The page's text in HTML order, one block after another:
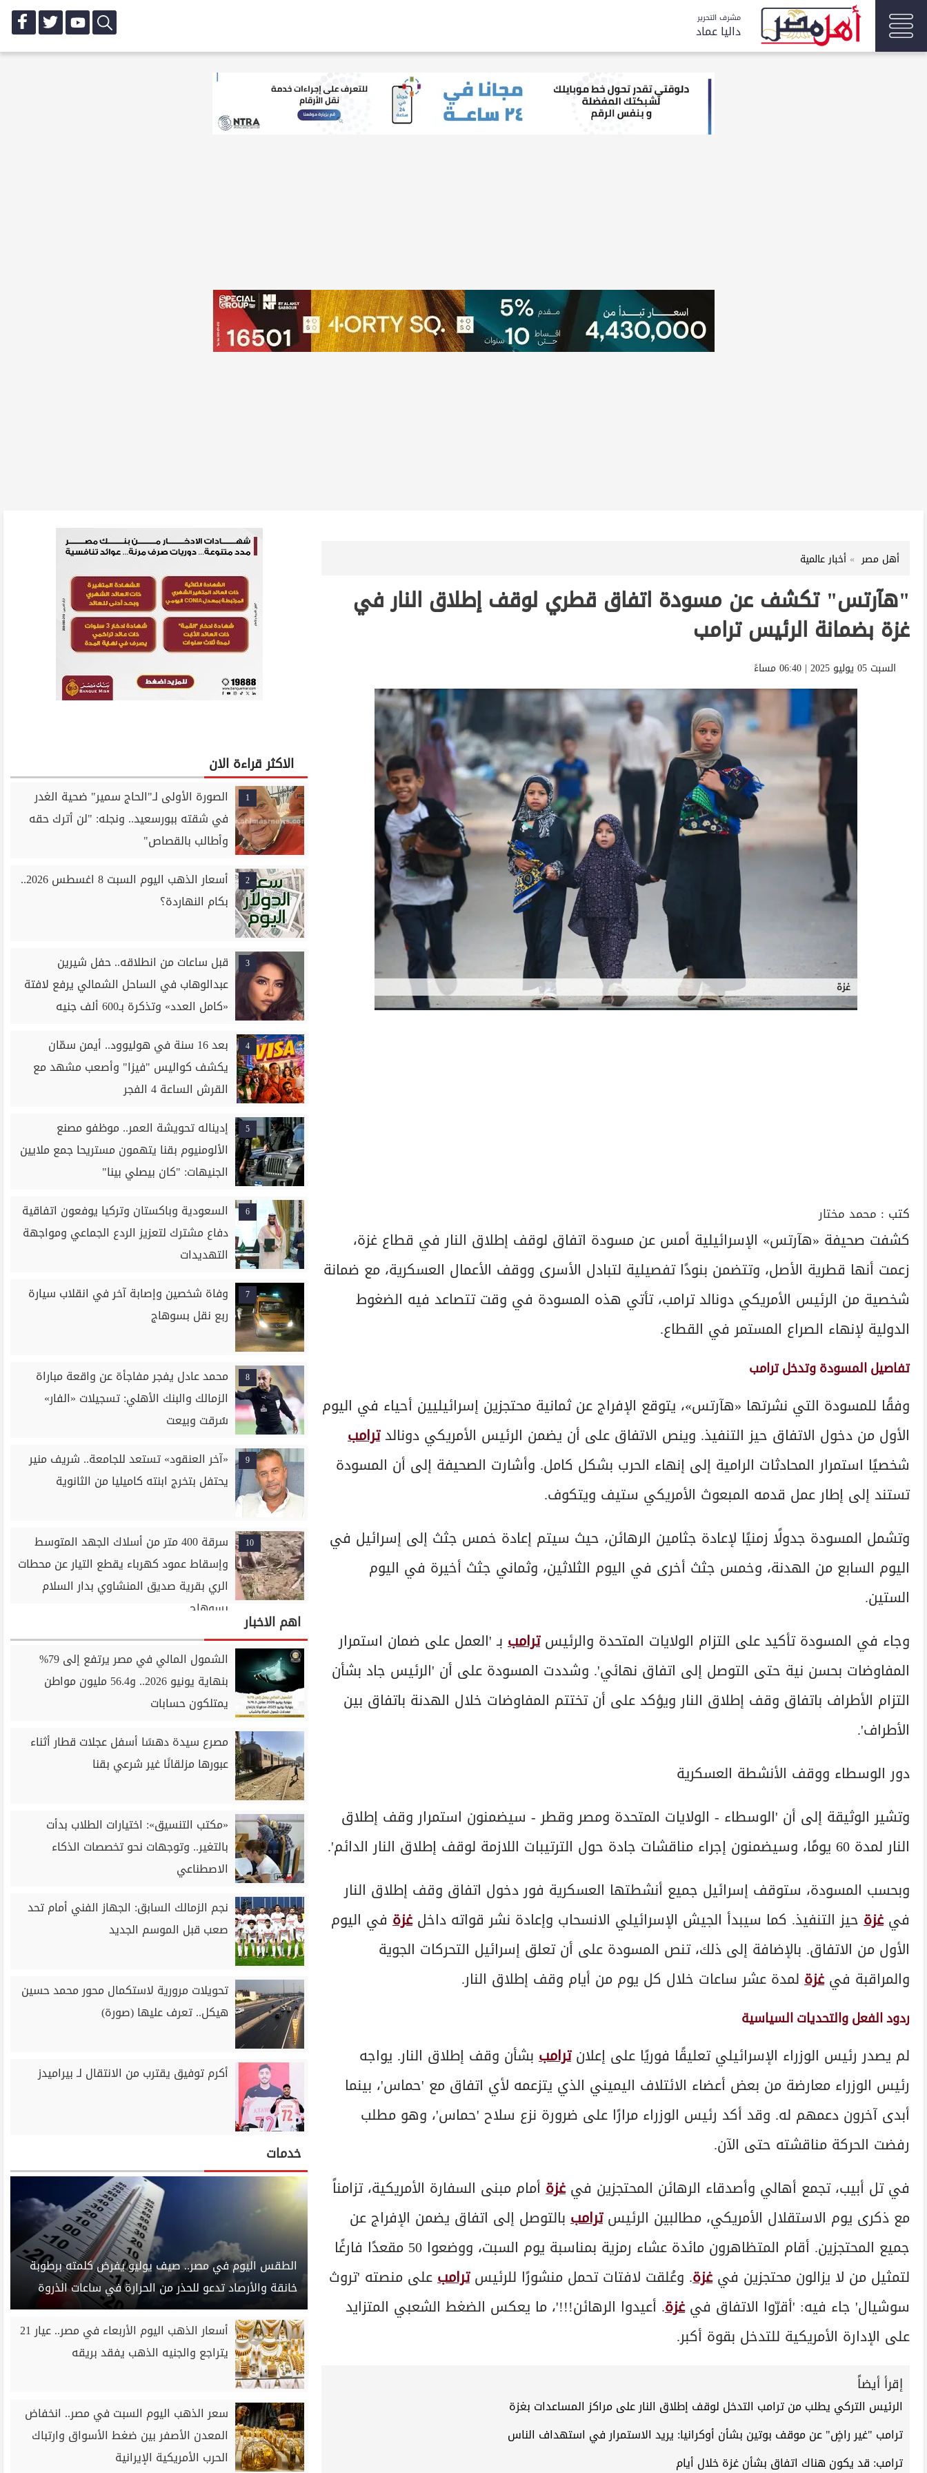
مشرف التحرير
داليا عماد
أهل مصر أخبار عالمية
"هآرتس" تكشف عن مسودة اتفاق قطري لوقف إطلاق النار في
غزة بضمانة الرئيس ترامب
السبت 05 يوليو 2025 | 06:40 مساءً
غزة
كتب : محمد مختار
كشفت صحيفة «هآرتس» الإسرائيلية أمس عن مسودة اتفاق لوقف إطلاق النار في قطاع غزة،
زعمت أنها قطرية الأصل، وتتضمن بنودًا تفصيلية لتبادل الأسرى ووقف الأعمال العسكرية، مع ضمانة
شخصية من الرئيس الأمريكي دونالد ترامب، تأتي هذه المسودة في وقت تتصاعد فيه الضغوط
الدولية لإنهاء الصراع المستمر في القطاع.
تفاصيل المسودة وتدخل ترامب
وفقًا للمسودة التي نشرتها «هآرتس»، يتوقع الإفراج عن ثمانية محتجزين إسرائيليين أحياء في اليوم
الأول من دخول الاتفاق حيز التنفيذ. وينص الاتفاق على أن يضمن الرئيس الأمريكي دونالدترامب
شخصيًا استمرار المحادثات الرامية إلى إنهاء الحرب بشكل كامل. وأشارت الصحيفة إلى أن المسودة
تستند إلى إطار عمل قدمه المبعوث الأمريكي ستيف ويتكوف.
وتشمل المسودة جدولًا زمنيًا لإعادة جثامين الرهائن، حيث سيتم إعادة خمس جثث إلى إسرائيل في
اليوم السابع من الهدنة، وخمس جثث أخرى في اليوم الثلاثين، وثماني جثث أخيرة في اليوم
الستين.
وجاء في المسودة تأكيد على التزام الولايات المتحدة والرئيسترامب بـ 'العمل على ضمان استمرار
المفاوضات بحسن نية حتى التوصل إلى اتفاق نهائي'. وشددت المسودة على أن 'الرئيس جاد بشأن
التزام الأطراف باتفاق وقف إطلاق النار ويؤكد على أن تختتم المفاوضات خلال الهدنة باتفاق بين
الأطراف'.
دور الوسطاء ووقف الأنشطة العسكرية
وتشير الوثيقة إلى أن 'الوسطاء - الولايات المتحدة ومصر وقطر - سيضمنون استمرار وقف إطلاق
النار لمدة 60 يومًا، وسيضمنون إجراء مناقشات جادة حول الترتيبات اللازمة لوقف إطلاق النار الدائم'.
وبحسب المسودة، ستوقف إسرائيل جميع أنشطتها العسكرية فور دخول اتفاق وقف إطلاق النار
فيغزة حيز التنفيذ. كما سيبدأ الجيش الإسرائيلي الانسحاب وإعادة نشر قواته داخلغزة في اليوم
الأول من الاتفاق. بالإضافة إلى ذلك، تنص المسودة على أن تعلق إسرائيل التحركات الجوية
والمراقبة فيغزة لمدة عشر ساعات خلال كل يوم من أيام وقف إطلاق النار.
ردود الفعل والتحديات السياسية
لم يصدر رئيس الوزراء الإسرائيلي تعليقًا فوريًا على إعلانترامب بشأن وقف إطلاق النار. يواجه
رئيس الوزراء معارضة من بعض أعضاء الائتلاف اليميني الذي يتزعمه لأي اتفاق مع 'حماس'، بينما
أبدى آخرون دعمهم له. وقد أكد رئيس الوزراء مرارًا على ضرورة نزع سلاح 'حماس'، وهو مطلب
رفضت الحركة مناقشته حتى الآن.
في تل أبيب، تجمع أهالي وأصدقاء الرهائن المحتجزين فيغزة أمام مبنى السفارة الأمريكية، تزامناً
مع ذكرى يوم الاستقلال الأمريكي، مطالبين الرئيسترامب بالتوصل إلى اتفاق يضمن الإفراج عن
جميع المحتجزين. أقام المتظاهرون مائدة عشاء رمزية بمناسبة يوم السبت، ووضعوا 50 مقعدًا فارغًا
لتمثيل من لا يزالون محتجزين فيغزة. وعُلقت لافتات تحمل منشورًا للرئيسترامبعلى منصته 'تروث
سوشيال' جاء فيه: 'أقرّوا الاتفاق فيغزة. أعيدوا الرهائن!!!'، ما يعكس الضغط الشعبي المتزايد
على الإدارة الأمريكية للتدخل بقوة أكبر.
إقرأ أيضاً
الرئيس التركي يطلب من ترامب التدخل لوقف إطلاق النار على مراكز المساعدات بغزة
ترامب "غير راضٍ" عن موقف بوتين بشأن أوكرانيا: يريد الاستمرار في استهداف الناس
ترامب: قد يكون هناك اتفاق بشأن غزة خلال أيام
الاكثر قراءة الان
1
الصورة الأولى لـ"الحاج سمير" ضحية الغدر
في شقته ببورسعيد.. ونجله: "لن أترك حقه
وأطالب بالقصاص"
2
أسعار الذهب اليوم السبت 8 اغسطس 2026..
بكام النهاردة؟
3
قبل ساعات من انطلاقه.. حفل شيرين
عبدالوهاب في الساحل الشمالي يرفع لافتة
«كامل العدد» وتذكرة بـ600 ألف جنيه
4
بعد 16 سنة في هوليوود.. أيمن سمّان
يكشف كواليس "فيزا" وأصعب مشهد مع
القرش الساعة 4 الفجر
5
إديناله تحويشة العمر.. موظفو مصنع
الألومنيوم بقنا يتهمون مستريحا جمع ملايين
الجنيهات: "كان بيصلي بينا"
6
السعودية وباكستان وتركيا يوفعون اتفاقية
دفاع مشترك لتعزيز الردع الجماعي ومواجهة
التهديدات
7
وفاة شخصين وإصابة آخر في انقلاب سيارة
ربع نقل بسوهاج
8
محمد عادل يفجر مفاجأة عن واقعة مباراة
الزمالك والبنك الأهلي: تسجيلات «الفار»
سُرقت وبيعت
9
«آخر العنقود» تستعد للجامعة.. شريف منير
يحتفل بتخرج ابنته كاميليا من الثانوية
10
سرقة 400 متر من أسلاك الجهد المتوسط
وإسقاط عمود كهرباء يقطع التيار عن محطات
الري بقرية صديق المنشاوي بدار السلام
بسوهاج
اهم الاخبار
الشمول المالي في مصر يرتفع إلى 79%
بنهاية يونيو 2026.. و56.4 مليون مواطن
يمتلكون حسابات
مصرع سيدة دهسًا أسفل عجلات قطار أثناء
عبورها مزلقانًا غير شرعي بقنا
«مكتب التنسيق»: اختيارات الطلاب بدأت
بالتغير.. وتوجهات نحو تخصصات الذكاء
الاصطناعي
نجم الزمالك السابق: الجهاز الفني أمام تحد
صعب قبل الموسم الجديد
تحويلات مرورية لاستكمال محور محمد حسين
هيكل.. تعرف عليها (صورة)
أكرم توفيق يقترب من الانتقال لـ بيراميدز
خدمات
الطقس اليوم في مصر.. صيف يوليو يفرض كلمته برطوبة
خانقة والأرصاد تدعو للحذر من الحرارة في ساعات الذروة
أسعار الذهب اليوم الأربعاء في مصر.. عيار 21
يتراجع والجنيه الذهب يفقد بريقه
سعر الذهب اليوم السبت في مصر.. انخفاض
المعدن الأصفر بين ضغط الأسواق وارتباك
الحرب الأمريكية الإيرانية